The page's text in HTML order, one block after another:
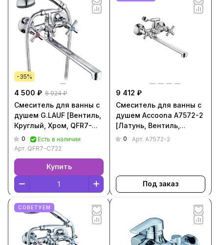
-35%
4 500 ₽ 6 924 ₽
Смеситель для ванны с
душем G.LAUF [Вентиль,
Круглый, Хром, QFR7-
C722]
0
Есть в наличии
Арт. QFR7-C722
Купить
9 412 ₽
Смеситель для ванны с
душем Accoona A7572-2
[Латунь, Вентиль,
Круглый, Хром, А7572-2]
0 Арт. А7572-2
Под заказ
СОВЕТУЕМ